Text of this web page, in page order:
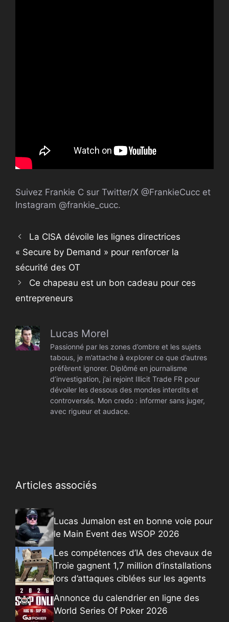
Suivez Frankie C sur Twitter/X @FrankieCucc et
Instagram @frankie_cucc.
La CISA dévoile les lignes directrices
« Secure by Demand » pour renforcer la
sécurité des OT
Ce chapeau est un bon cadeau pour ces
entrepreneurs
Lucas Morel
Passionné par les zones d’ombre et les sujets
tabous, je m’attache à explorer ce que d’autres
préfèrent ignorer. Diplômé en journalisme
d’investigation, j’ai rejoint Illicit Trade FR pour
dévoiler les dessous des mondes interdits et
controversés. Mon credo : informer sans juger,
avec rigueur et audace.
Articles associés
Lucas Jumalon est en bonne voie pour
le Main Event des WSOP 2026
Les compétences d’IA des chevaux de
Troie gagnent 1,7 million d’installations
lors d’attaques ciblées sur les agents
Annonce du calendrier en ligne des
World Series Of Poker 2026